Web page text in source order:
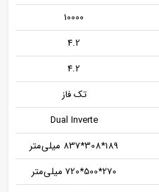
10000
4.2
4.2
تک‌ فاز
Dual Inverte
189*308*837 میلی‌متر
270*500*720 میلی‌متر